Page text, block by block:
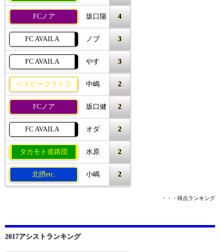
FCノア 坂口陽 4
FC AVAILA ノブ 3
FC AVAILA やす 3
ベイビークライフ 中嶋 2
FCノア 坂口健 2
FC AVAILA オダ 2
タカモト道路団 水原 2
北摂etc. 小嶋 2
・・・得点ランキング
2017アシストランキング